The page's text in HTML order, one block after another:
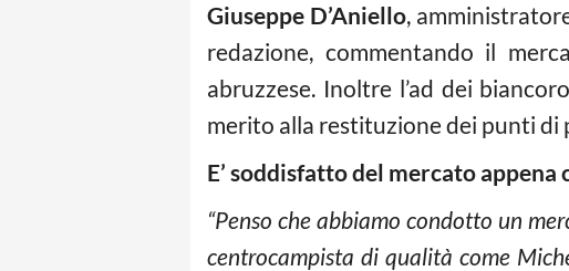
Giuseppe D’Aniello,
redazione, commentando il
abruzzese. Inoltre l’ad dei
merito alla restituzione dei punti di
E’ soddisfatto del mercato
“Penso che abbiamo condotto un
centrocampista di qualità come